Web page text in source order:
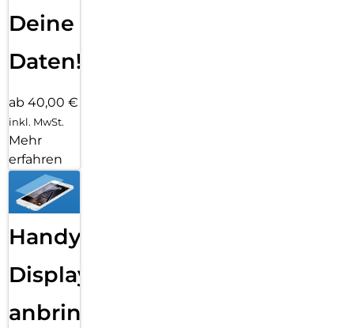
Deine
Daten!
ab 40,00 €
inkl. MwSt.
Mehr
erfahren
Handy
Displayfolie
anbringen